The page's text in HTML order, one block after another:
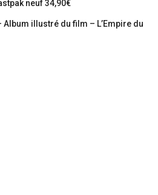
neuf 34,90€
illustré du film – L’Empire du